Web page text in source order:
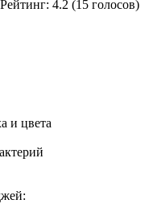
Рейтинг: 4.2 (15 голосов)
и цвета